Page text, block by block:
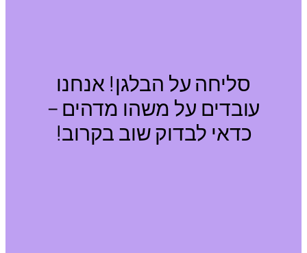
סליחה על הבלגן! אנחנו
עובדים על משהו מדהים –
כדאי לבדוק שוב בקרוב!